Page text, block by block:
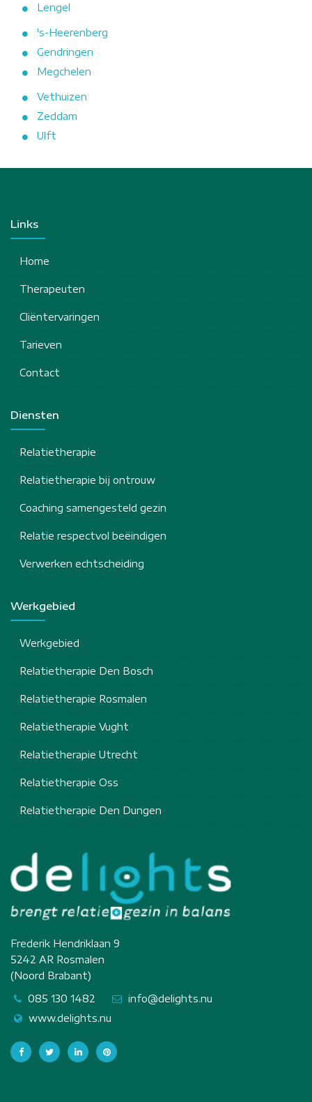
Lengel
's-Heerenberg
Gendringen
Megchelen
Vethuizen
Zeddam
Ulft
Links
Home
Therapeuten
Cliëntervaringen
Tarieven
Contact
Diensten
Relatietherapie
Relatietherapie bij ontrouw
Coaching samengesteld gezin
Relatie respectvol beëindigen
Verwerken echtscheiding
Werkgebied
Werkgebied
Relatietherapie Den Bosch
Relatietherapie Rosmalen
Relatietherapie Vught
Relatietherapie Utrecht
Relatietherapie Oss
Relatietherapie Den Dungen
Frederik Hendriklaan 9
5242 AR Rosmalen
(Noord Brabant)
085 130 1482
info@delights.nu
www.delights.nu